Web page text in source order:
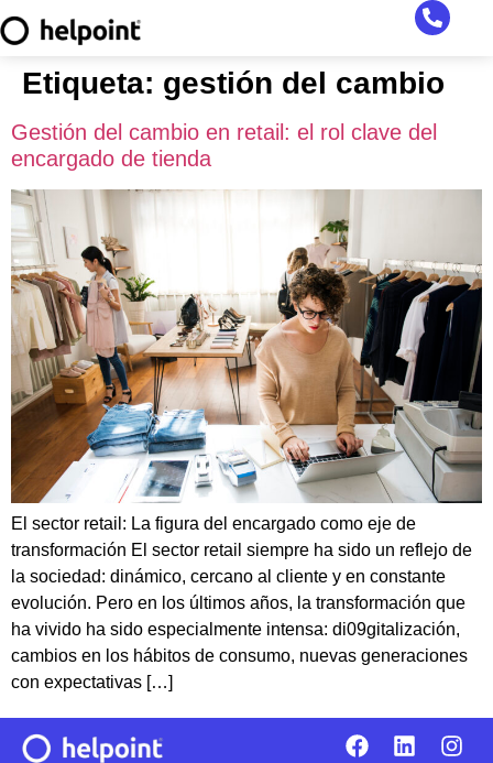
Etiqueta: gestión del cambio
Gestión del cambio en retail: el rol clave del
encargado de tienda
El sector retail: La figura del encargado como eje de
transformación El sector retail siempre ha sido un reflejo de
la sociedad: dinámico, cercano al cliente y en constante
evolución. Pero en los últimos años, la transformación que
ha vivido ha sido especialmente intensa: di09gitalización,
cambios en los hábitos de consumo, nuevas generaciones
con expectativas […]